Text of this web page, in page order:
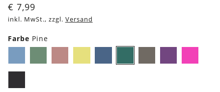
€ 7,99
inkl. MwSt., zzgl. Versand
Farbe Pine
blue greenpink yellow